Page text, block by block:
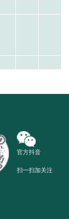
官方抖音
扫一扫加关注